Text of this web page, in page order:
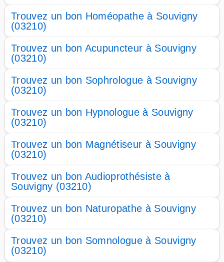
Trouvez un bon Homéopathe à Souvigny
(03210)
Trouvez un bon Acupuncteur à Souvigny
(03210)
Trouvez un bon Sophrologue à Souvigny
(03210)
Trouvez un bon Hypnologue à Souvigny
(03210)
Trouvez un bon Magnétiseur à Souvigny
(03210)
Trouvez un bon Audioprothésiste à
Souvigny (03210)
Trouvez un bon Naturopathe à Souvigny
(03210)
Trouvez un bon Somnologue à Souvigny
(03210)